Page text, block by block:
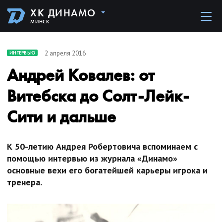
ХК ДИНАМО
МИНСК
ИНТЕРВЬЮ 2 апреля 2016
Андрей Ковалев: от
Витебска до Солт-Лейк-
Сити и дальше
К 50-летию Андрея Робертовича вспоминаем с
помощью интервью из журнала «Динамо»
основные вехи его богатейшей карьеры игрока и
тренера.